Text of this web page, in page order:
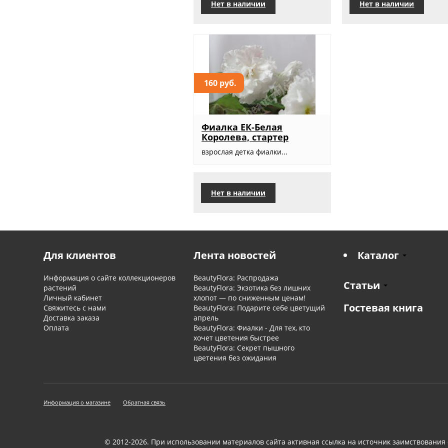
Нет в наличии Нет в наличии
160 руб.
Фиалка ЕК-Белая
Королева, стартер
взрослая детка фиалки...
Нет в наличии
Для клиентов
Информация о сайте коллекционеров
растений
Личный кабинет
Свяжитесь с нами
Доставка заказа
Оплата
Лента новостей
BeautyFlora: Распродажа
BeautyFlora: Экзотика без лишних
хлопот — по сниженным ценам!
BeautyFlora: Подарите себе цветущий
апрель
BeautyFlora: Фиалки - Для тех, кто
хочет цветения быстрее
BeautyFlora: Секрет пышного
цветения без ожидания
Каталог
Статьи
Гостевая книга
Информация о магазине Обратная связь
© 2012-2026. При использовании материалов сайта активная ссылка на источник заимствования